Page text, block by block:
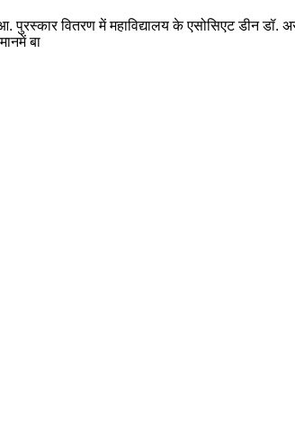
पुरस्कार वितरण में महाविद्यालय के एसोसिएट डीन
बा